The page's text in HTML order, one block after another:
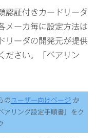
認証付きカードリーダ
メーカ毎に設定方法は
リーダの開発元が提供
ださい。「ペアリン
のユーザー向けページ か
アリング設定手順書』をク